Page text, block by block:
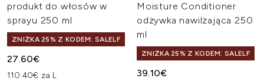
produkt do włosów w
sprayu 250 ml
ZNIŻKA 25% Z KODEM: SALELF
27.60€
110.40€ za L
Moisture Conditioner
odżywka nawilżająca 250
ml
ZNIŻKA 25% Z KODEM: SALELF
39.10€